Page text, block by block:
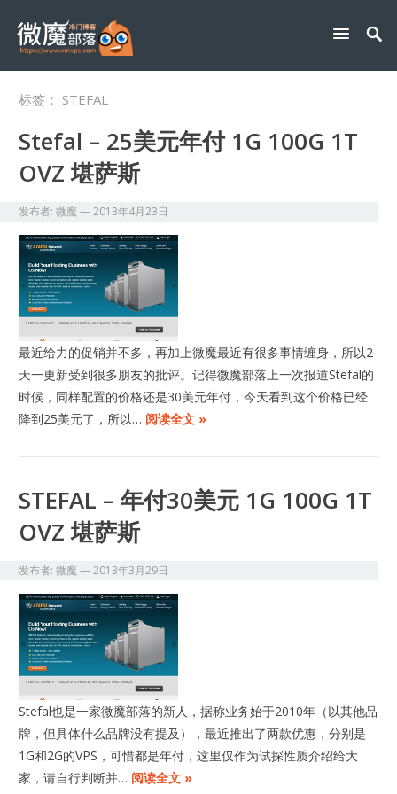
标签： STEFAL
Stefal – 25美元年付 1G 100G 1T
OVZ 堪萨斯
发布者:微魔—2013年4月23日
最近给力的促销并不多，再加上微魔最近有很多事情缠身，所以2
天一更新受到很多朋友的批评。记得微魔部落上一次报道Stefal的
时候，同样配置的价格还是30美元年付，今天看到这个价格已经
降到25美元了，所以… 阅读全文 »
STEFAL – 年付30美元 1G 100G 1T
OVZ 堪萨斯
发布者:微魔—2013年3月29日
Stefal也是一家微魔部落的新人，据称业务始于2010年（以其他品
牌，但具体什么品牌没有提及），最近推出了两款优惠，分别是
1G和2G的VPS，可惜都是年付，这里仅作为试探性质介绍给大
家，请自行判断并… 阅读全文 »